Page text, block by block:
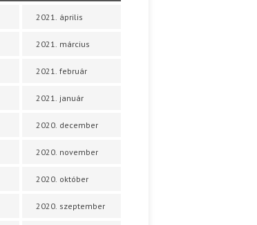
2021. április
2021. március
2021. február
2021. január
2020. december
2020. november
2020. október
2020. szeptember